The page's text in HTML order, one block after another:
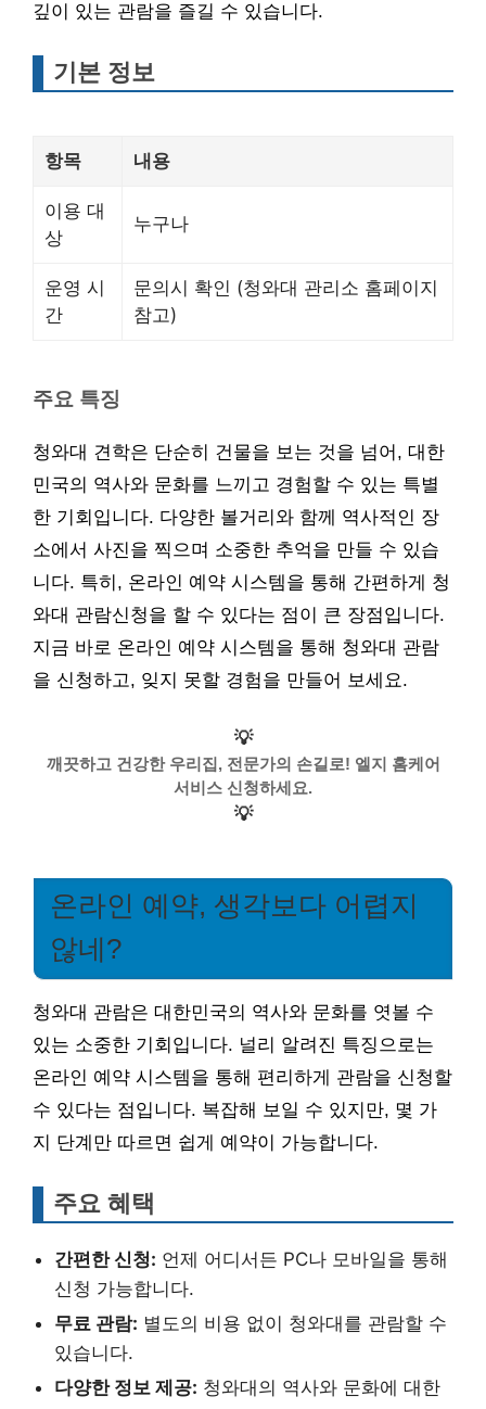
깊이 있는 관람을 즐길 수 있습니다.
기본 정보
항목 내용
이용 대
상
누구나
운영 시
간
문의시 확인 (청와대 관리소 홈페이지
참고)
주요 특징
청와대 견학은 단순히 건물을 보는 것을 넘어, 대한
민국의 역사와 문화를 느끼고 경험할 수 있는 특별
한 기회입니다. 다양한 볼거리와 함께 역사적인 장
소에서 사진을 찍으며 소중한 추억을 만들 수 있습
니다. 특히, 온라인 예약 시스템을 통해 간편하게 청
와대 관람신청을 할 수 있다는 점이 큰 장점입니다.
지금 바로 온라인 예약 시스템을 통해 청와대 관람
을 신청하고, 잊지 못할 경험을 만들어 보세요.
💡
깨끗하고 건강한 우리집, 전문가의 손길로! 엘지 홈케어
서비스 신청하세요.
💡
온라인 예약, 생각보다 어렵지
않네?
청와대 관람은 대한민국의 역사와 문화를 엿볼 수
있는 소중한 기회입니다. 널리 알려진 특징으로는
온라인 예약 시스템을 통해 편리하게 관람을 신청할
수 있다는 점입니다. 복잡해 보일 수 있지만, 몇 가
지 단계만 따르면 쉽게 예약이 가능합니다.
주요 혜택
간편한 신청: 언제 어디서든 PC나 모바일을 통해
신청 가능합니다.
무료 관람: 별도의 비용 없이 청와대를 관람할 수
있습니다.
다양한 정보 제공: 청와대의 역사와 문화에 대한